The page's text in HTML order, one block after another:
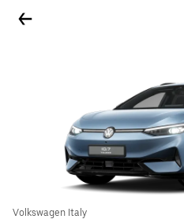
Volkswagen Italy